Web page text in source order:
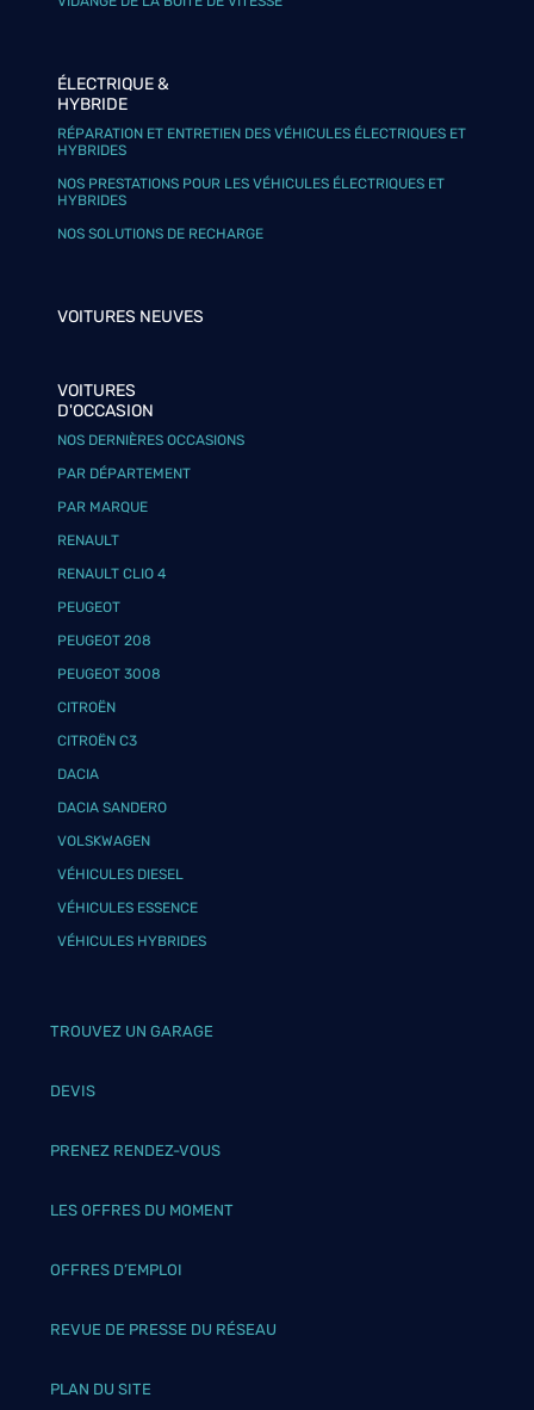
ÉLECTRIQUE &
HYBRIDE
RÉPARATION ET ENTRETIEN DES VÉHICULES ÉLECTRIQUES ET
HYBRIDES
NOS PRESTATIONS POUR LES VÉHICULES ÉLECTRIQUES ET
HYBRIDES
NOS SOLUTIONS DE RECHARGE
VOITURES NEUVES
VOITURES
D'OCCASION
NOS DERNIÈRES OCCASIONS
PAR DÉPARTEMENT
PAR MARQUE
RENAULT
RENAULT CLIO 4
PEUGEOT
PEUGEOT 208
PEUGEOT 3008
CITROËN
CITROËN C3
DACIA
DACIA SANDERO
VOLSKWAGEN
VÉHICULES DIESEL
VÉHICULES ESSENCE
VÉHICULES HYBRIDES
TROUVEZ UN GARAGE
DEVIS
PRENEZ RENDEZ-VOUS
LES OFFRES DU MOMENT
OFFRES D’EMPLOI
REVUE DE PRESSE DU RÉSEAU
PLAN DU SITE